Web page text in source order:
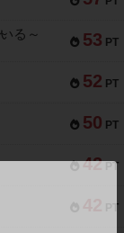
53 PT
る～
52 PT
50 PT
42 PT
PT